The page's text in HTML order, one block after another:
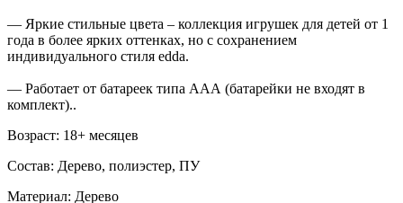
— Яркие стильные цвета – коллекция игрушек для детей от 1
года в более ярких оттенках, но с сохранением
индивидуального стиля edda.
— Работает от батареек типа ААА (батарейки не входят в
комплект)..
Возраст: 18+ месяцев
Состав: Дерево, полиэстер, ПУ
Материал: Дерево